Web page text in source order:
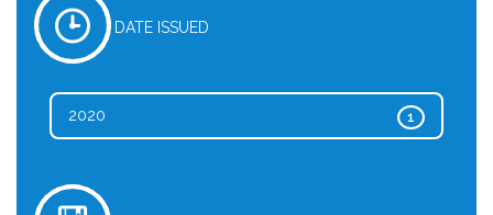
DATE ISSUED
1
2020